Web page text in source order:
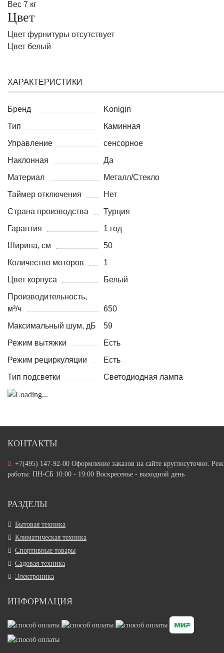
Вес 7 кг
Цвет
Цвет фурнитуры отсутствует
Цвет белый
ХАРАКТЕРИСТИКИ
Бренд
Konigin
Тип
Каминная
Управление
сенсорное
Наклонная
Да
Материал
Металл/Стекло
Таймер отключения
Нет
Страна производства
Турция
Гарантия
1 год
Ширина, см
50
Количество моторов
1
Цвет корпуса
Белый
Производительность,
м³/ч
650
Максимальный шум, дБ
59
Режим вытяжки
Есть
Режим рециркуляции
Есть
Тип подсветки
Светодиодная лампа
КОНТАКТЫ
+7(495) 147-92-00 Оформление заказов на сайте круглосуточно.
работы: ПН-СБ 10:00 - 19:00 Воскресенье - выходной день
РАЗДЕЛЫ
Бытовая техника
Климатическая техника
Спортивные товары
Садовая техника
Электроника
ИНФОРМАЦИЯ